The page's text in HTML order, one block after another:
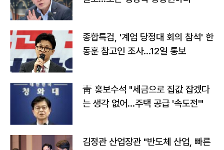
종합특검, '계엄 당정대 회의 참석' 한
동훈 참고인 조사...12일 통보
靑 홍보수석 "세금으로 집값 잡겠다
는 생각 없어…주택 공급 '속도전'"
김정관 산업장관 "반도체 산업, 빠른